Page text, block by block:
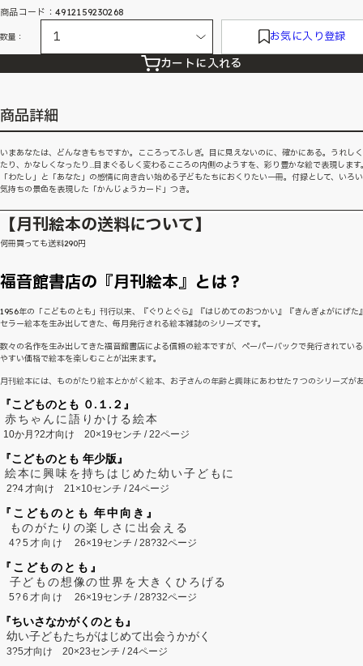
商品コード：4912159230268
数量： お気に入り登録
カートに入れる
商品詳細
いまあなたは、どんなきもちですか。こころってふしぎ。目に見えないのに、確かにある。うれし
たり、かなしくなったり…目まぐるしく変わるこころの内側のようすを、彩り豊かな絵で表現します
「わたし」と「あなた」の感情に向き合い始める子どもたちにおくりたい一冊。付録として、いろ
気持ちの景色を表現した「かんじょうカード」つき。
【月刊絵本の送料について】
何冊買っても送料290円
福音館書店の『月刊絵本』とは？
1956年の「こどものとも」刊行以来、『ぐりとぐら』『はじめてのおつかい』『きんぎょがにげた
セラー絵本を生み出してきた、毎月発行される絵本雑誌のシリーズです。
数々の名作を生み出してきた福音館書店による信頼の絵本ですが、ペーパーバックで発行されてい
やすい価格で絵本を楽しむことが出来ます。
月刊絵本には、ものがたり絵本とかがく絵本、お子さんの年齢と興味にあわせた７つのシリーズが
『こどものとも ０.１.２』
赤ちゃんに語りかける絵本
10か月?2才向け 20×19センチ / 22ページ
『こどものとも 年少版』
絵本に興味を持ちはじめた幼い子どもに
2?4 才向け 21×10センチ / 24ページ
『こどものとも 年中向き』
ものがたりの楽しさに出会える
4?5才向け26×19センチ / 28?32ページ
『こどものとも』
子どもの想像の世界を大きくひろげる
5?6才向け26×19センチ / 28?32ページ
『ちいさなかがくのとも』
幼い子どもたちがはじめて出会うかがく
3?5才向け 20×23センチ / 24ページ